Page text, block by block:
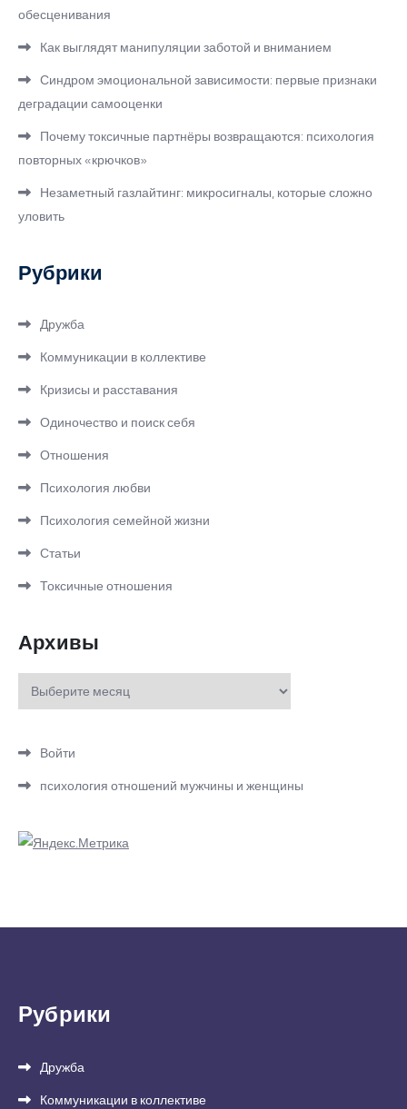
обесценивания
Как выглядят манипуляции заботой и вниманием
Синдром эмоциональной зависимости: первые признаки
деградации самооценки
Почему токсичные партнёры возвращаются: психология
повторных «крючков»
Незаметный газлайтинг: микросигналы, которые сложно
уловить
Рубрики
Дружба
Коммуникации в коллективе
Кризисы и расставания
Одиночество и поиск себя
Отношения
Психология любви
Психология семейной жизни
Статьи
Токсичные отношения
Архивы
Архивы
Войти
психология отношений мужчины и женщины
Рубрики
Дружба
Коммуникации в коллективе